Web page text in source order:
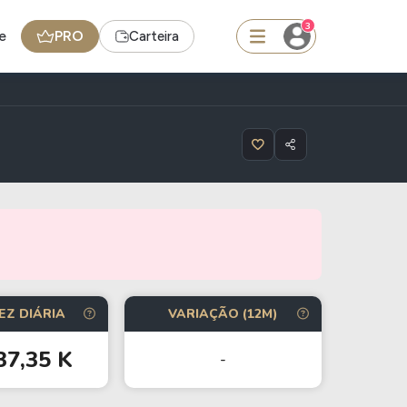
PRO Carteira
3
Ideias
Agenda de Dividendos
Radar do Dividendo Inteligente
Carteiras Recomendadas
DIÁRIA
K
VARIAÇÃO (12M)
-